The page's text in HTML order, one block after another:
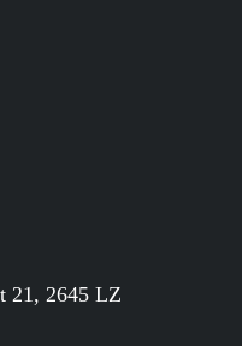
21, 2645 LZ